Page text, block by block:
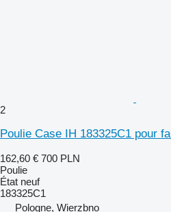
2
Poulie Case IH 183325C1 pour
162,60 € 700 PLN
Poulie
État neuf
183325C1
Pologne, Wierzbno